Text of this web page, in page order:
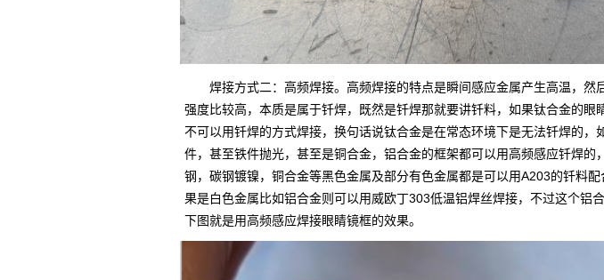
焊接方式二：高频焊接。高频焊接的特点是瞬间感应金属产生高温，然
强度比较高，本质是属于钎焊，既然是钎焊那就要讲钎料，如果钛合金的眼
不可以用钎焊的方式焊接，换句话说钛合金是在常态环境下是无法钎焊的，
件，甚至铁件抛光，甚至是铜合金，铝合金的框架都可以用高频感应钎焊的
钢，碳钢镀镍，铜合金等黑色金属及部分有色金属都是可以用A203的钎料
果是白色金属比如铝合金则可以用威欧丁303低温铝焊丝焊接，不过这个铝
下图就是用高频感应焊接眼睛镜框的效果。